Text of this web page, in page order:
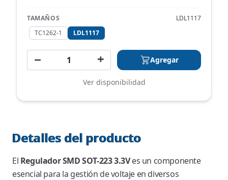
TAMAÑOS
LDL1117
TC1262-1
LDL1117
− + Agregar
Ver disponibilidad
Detalles del producto
El Regulador SMD SOT-223 3.3Ves un componente
esencial para la gestión de voltaje en diversos